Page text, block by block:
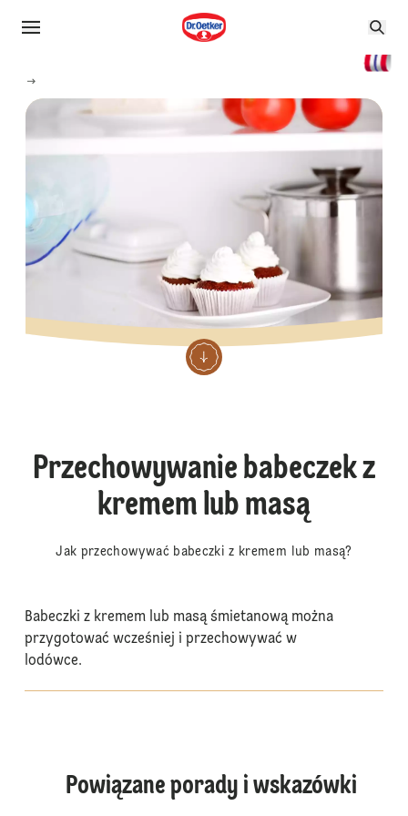
Przechowywanie babeczek z
kremem lub masą
Jak przechowywać babeczki z kremem lub masą?
Babeczki z kremem lub masą śmietanową można
przygotować wcześniej i przechowywać w
lodówce.
Powiązane porady i wskazówki